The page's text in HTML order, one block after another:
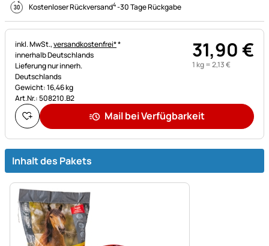
Kostenloser Rückversand4-30 Tage Rückgabe
Steuerhinweis:
inkl. MwSt.,versandkostenfrei**
innerhalb Deutschlands
Lieferung nur innerh.
Deutschlands
Gewicht: 16,46 kg
Art.Nr.: 508210.B2
31,90€
1 kg =2,13€
Mail bei Verfügbarkeit
Inhalt des Pakets